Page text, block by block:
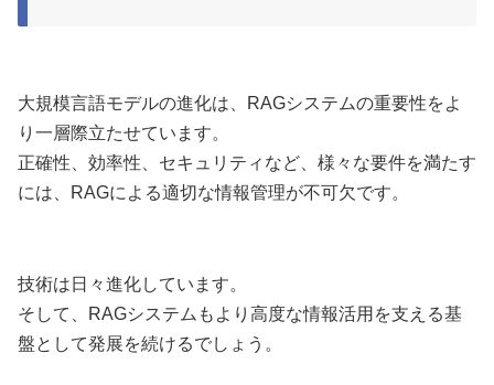
大規模言語モデルの進化は、RAGシステムの重要性をよ
り一層際立たせています。
正確性、効率性、セキュリティなど、様々な要件を満たす
には、RAGによる適切な情報管理が不可欠です。
技術は日々進化しています。
そして、RAGシステムもより高度な情報活用を支える基
盤として発展を続けるでしょう。